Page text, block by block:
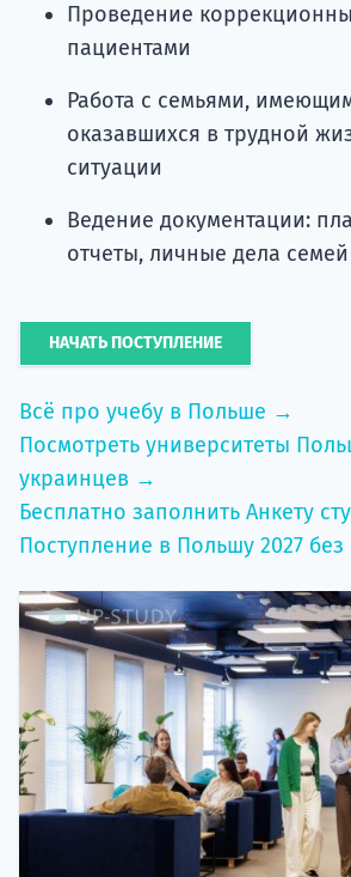
Проведение
пациентами
Работа с семьями,
оказавшихся в трудной
ситуации
Ведение документации:
отчеты, личные дела
НАЧАТЬ ПОСТУПЛЕНИЕ
Всё про учебу в Польше →
Посмотреть университеты
украинцев →
Бесплатно заполнить Анкету
Поступление в Польшу 2027